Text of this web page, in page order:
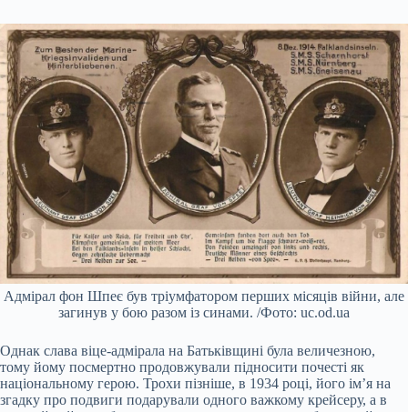
Адмірал фон Шпеє був тріумфатором перших місяців війни, але
загинув у бою разом із синами. /Фото: uc.od.ua
Однак слава віце-адмірала на Батьківщині була величезною,
тому йому посмертно продовжували підносити почесті як
національному герою. Трохи пізніше, в 1934 році, його ім’я на
згадку про подвиги подарували одного важкому крейсеру, а в